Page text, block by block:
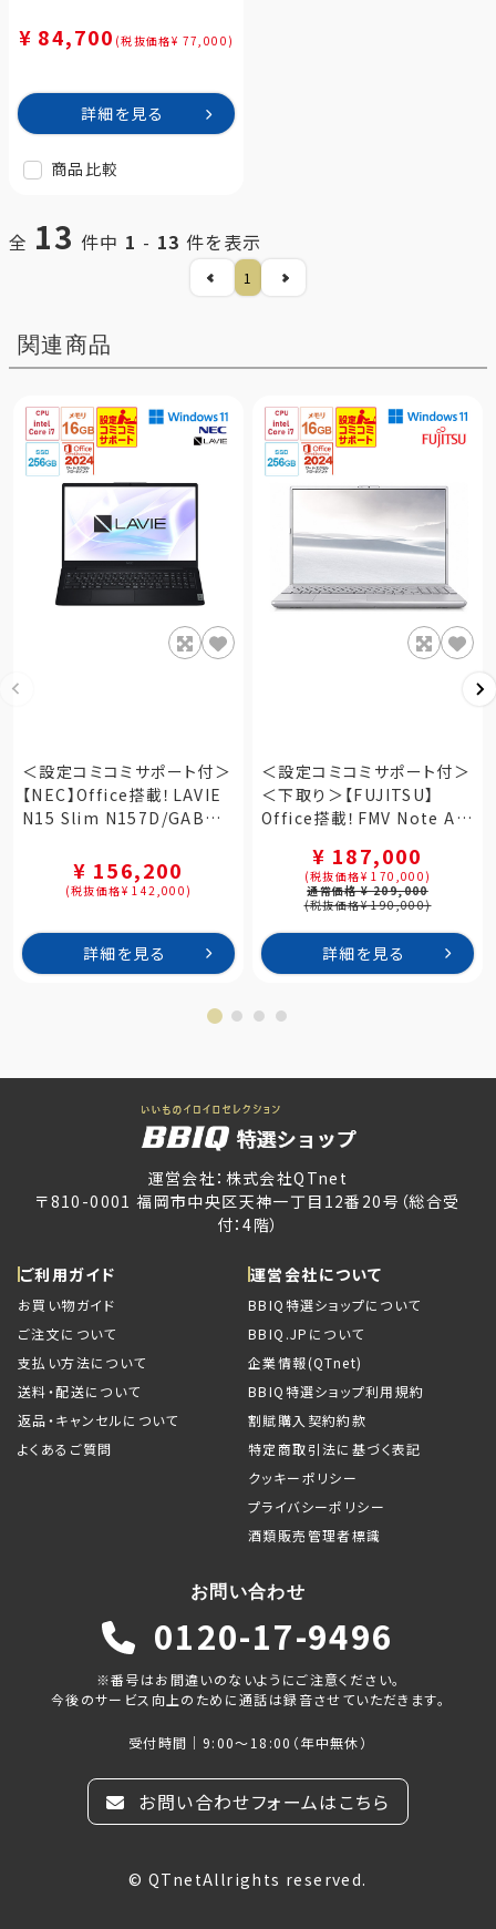
¥ 84,700 (税抜価格¥ 77,000)
詳細を見る
商品比較
全 13 件中 1 - 13 件を表示
1
関連商品
＜設定コミコミサポート付＞
【NEC】Office搭載！LAVIE
N15 Slim N157D/GAB
N157DGAB）
¥ 156,200
(税抜価格¥ 142,000)
詳細を見る
＜設定コミコミサポート付＞
＜下取り＞【FUJITSU】
Office搭載！FMV Note A
（FMVA75K3SA）
¥ 187,000
(税抜価格¥ 170,000)
通常価格 ¥ 209,000
(税抜価格¥ 190,000)
詳細を見る
運営会社：株式会社QTnet
〒810-0001 福岡市中央区天神一丁目12番20号（総合受
付：4階）
ご利用ガイド
お買い物ガイド
ご注文について
支払い方法について
送料・配送について
返品・キャンセルについて
よくあるご質問
運営会社について
BBIQ特選ショップについて
BBIQ.JPについて
企業情報(QTnet)
BBIQ特選ショップ利用規約
割賦購入契約約款
特定商取引法に基づく表記
クッキーポリシー
プライバシーポリシー
酒類販売管理者標識
お問い合わせ
0120-17-9496
※番号はお間違いのないようにご注意ください。
今後のサービス向上のために通話は録音させていただきます。
受付時間｜9:00～18:00（年中無休）
お問い合わせフォームはこちら
© QTnetAllrights reserved.